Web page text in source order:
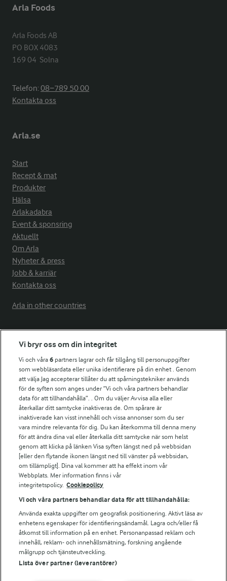
Arla Foods
Arla Foods AB
PO BOX 4083
169 04  Solna
Telefon:08−789 50 00
Kontakta oss
Arla.se
Start
Recept & mat
Produkter
Hälsa
Arlakadabra
Event & sponsring
Aktuellt
Om Arla
Nyheter & press
Jobb & karriär
Kontakta oss
Arla in other countries
Fler Arlasajter
För ägare
Arlas kundportal
Arla.com
Falbygdens Ost
Arla webbshop
Bildbank
Följ oss
© 2026 Arla Foods
Vi bryr oss om din integritet
Vi och våra6 partners lagrar och får tillgång till personuppgifter
som webbläsardata eller unika identifierare på din enhet . Genom
att välja Jag accepterar tillåter du att spårningstekniker används
för de syften som anges under ”Vi och våra partners behandlar
data för att tillhandahålla”. . Om du väljer Avvisa alla eller
återkallar ditt samtycke inaktiveras de. Om spårare är
inaktiverade kan visst innehåll och vissa annonser som du ser
vara mindre relevanta för dig. Du kan återkomma till denna meny
för att ändra dina val eller återkalla ditt samtycke när som helst
genom att klicka på länken Visa syften längst ned på webbsidan
[eller den flytande ikonen längst ned till vänster på webbsidan,
om tillämpligt]. Dina val kommer att ha effekt inom vår
Webbplats. Mer information finns i vår
integritetspolicy. Cookiepolicy
Vi och våra partners behandlar data för att tillhandahålla:
Använda exakta uppgifter om geografisk positionering. Aktivt läsa av
enhetens egenskaper för identifieringsändamål. Lagra och/eller få
åtkomst till information på en enhet. Personanpassad reklam och
innehåll, reklam- och innehållsmätning, forskning angående
målgrupp och tjänsteutveckling.
Lista över partner (leverantörer)